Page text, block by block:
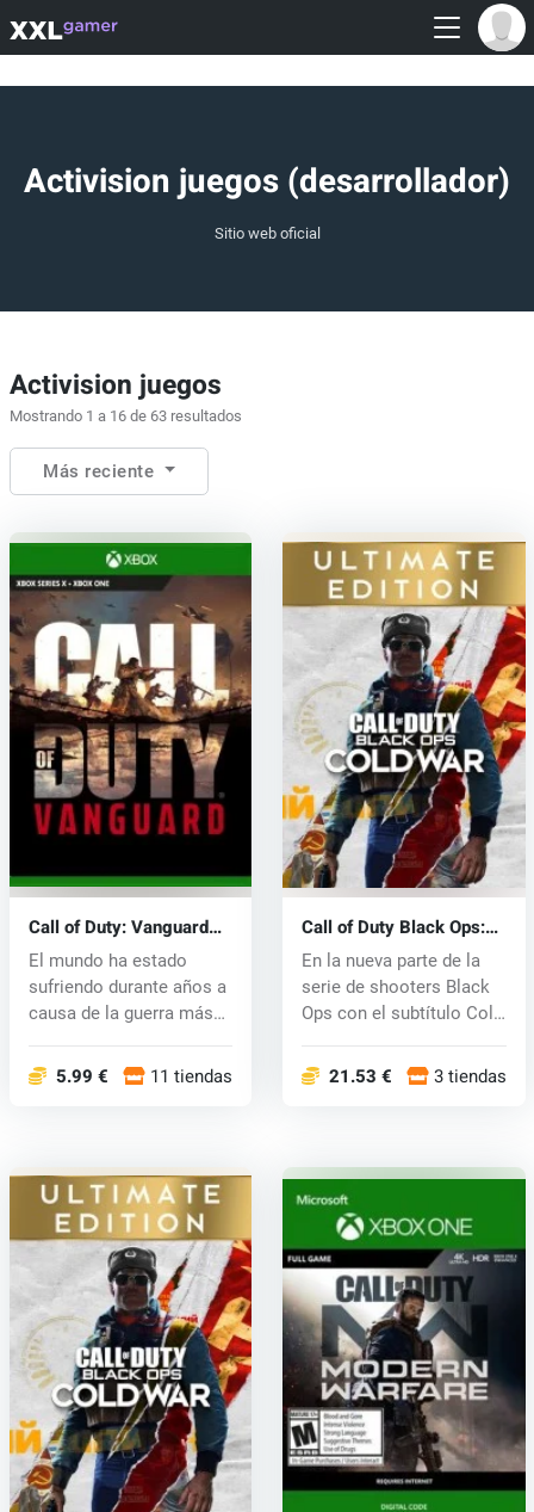
Activision juegos (desarrollador)
Sitio web oficial
Activision juegos
Mostrando 1 a 16 de 63 resultados
Más reciente
Call of Duty: Vanguard
(Xbox One) key
El mundo ha estado
sufriendo durante años a
causa de la guerra más
5.99 € 11 tiendas
Call of Duty Black Ops:
Cold War (PS4) key
En la nueva parte de la
serie de shooters Black
Ops con el subtítulo Cold
21.53 € 3 tiendas